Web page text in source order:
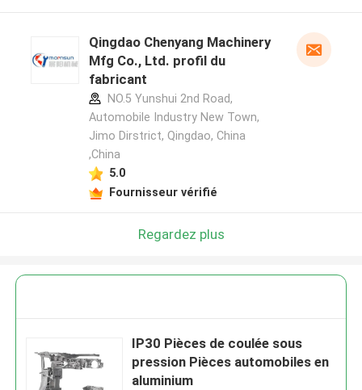
Qingdao Chenyang Machinery
Mfg Co., Ltd. profil du
fabricant
NO.5 Yunshui 2nd Road,
Automobile Industry New Town,
Jimo Dirstrict, Qingdao, China
,China
5.0
Fournisseur vérifié
Regardez plus
IP30 Pièces de coulée sous
pression Pièces automobiles en
aluminium